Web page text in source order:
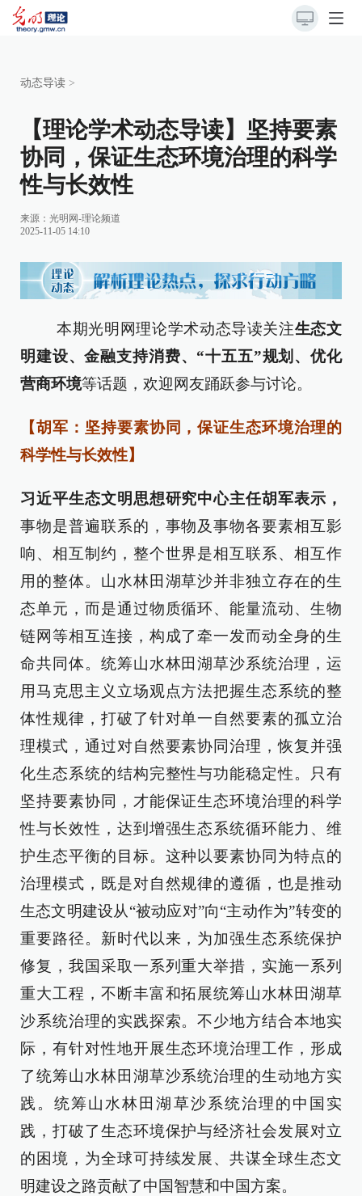
动态导读 >
【理论学术动态导读】坚持要素
协同，保证生态环境治理的科学
性与长效性
来源： 光明网-理论频道
2025-11-05 14:10
本期光明网理论学术动态导读关注生态文
明建设、金融支持消费、“十五五”规划、优化
营商环境等话题，欢迎网友踊跃参与讨论。
【胡军：坚持要素协同，保证生态环境治理的
科学性与长效性】
习近平生态文明思想研究中心主任胡军表示，
事物是普遍联系的，事物及事物各要素相互影
响、相互制约，整个世界是相互联系、相互作
用的整体。山水林田湖草沙并非独立存在的生
态单元，而是通过物质循环、能量流动、生物
链网等相互连接，构成了牵一发而动全身的生
命共同体。统筹山水林田湖草沙系统治理，运
用马克思主义立场观点方法把握生态系统的整
体性规律，打破了针对单一自然要素的孤立治
理模式，通过对自然要素协同治理，恢复并强
化生态系统的结构完整性与功能稳定性。只有
坚持要素协同，才能保证生态环境治理的科学
性与长效性，达到增强生态系统循环能力、维
护生态平衡的目标。这种以要素协同为特点的
治理模式，既是对自然规律的遵循，也是推动
生态文明建设从“被动应对”向“主动作为”转变的
重要路径。新时代以来，为加强生态系统保护
修复，我国采取一系列重大举措，实施一系列
重大工程，不断丰富和拓展统筹山水林田湖草
沙系统治理的实践探索。不少地方结合本地实
际，有针对性地开展生态环境治理工作，形成
了统筹山水林田湖草沙系统治理的生动地方实
践。统筹山水林田湖草沙系统治理的中国实
践，打破了生态环境保护与经济社会发展对立
的困境，为全球可持续发展、共谋全球生态文
明建设之路贡献了中国智慧和中国方案。